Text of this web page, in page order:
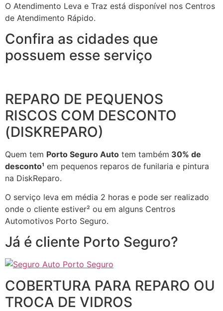
O Atendimento Leva e Traz está disponível nos Centros
de Atendimento Rápido.
Confira as cidades que
possuem esse serviço
REPARO DE PEQUENOS
RISCOS COM DESCONTO
(DISKREPARO)
Quem tem Porto Seguro Auto tem também 30% de
desconto¹ em pequenos reparos de funilaria e pintura
na DiskReparo.
O serviço leva em média 2 horas e pode ser realizado
onde o cliente estiver² ou em alguns Centros
Automotivos Porto Seguro.
Já é cliente Porto Seguro?
COBERTURA PARA REPARO OU
TROCA DE VIDROS